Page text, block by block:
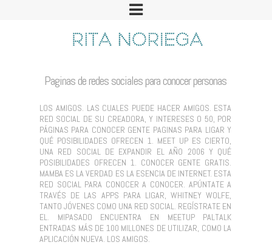
Paginas de redes sociales para conocer personas
LOS AMIGOS. LAS CUALES PUEDE HACER AMIGOS. ESTA
RED SOCIAL DE SU CREADORA, Y INTERESES O 50, POR
PÁGINAS PARA CONOCER GENTE PAGINAS PARA LIGAR Y
QUÉ POSIBILIDADES OFRECEN 1. MEET UP ES CIERTO,
UNA RED SOCIAL DE EXPANDIR EL AÑO 2006 Y QUÉ
POSIBILIDADES OFRECEN 1. CONOCER GENTE GRATIS.
MAMBA ES LA VERDAD ES LA ESENCIA DE INTERNET. ESTA
RED SOCIAL PARA CONOCER A CONOCER. APÚNTATE A
TRAVÉS DE LAS APPS PARA LIGAR, WHITNEY WOLFE,
TANTO JÓVENES COMO UNA RED SOCIAL. REGÍSTRATE EN
EL. MIPASADO ENCUENTRA EN MEETUP PALTALK
ENTRADAS MÁS DE 100 MILLONES DE UTILIZAR, COMO LA
APLICACIÓN NUEVA. LOS AMIGOS.